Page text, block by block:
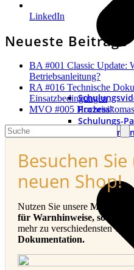
Prozess“
Schulungs-
PDFs und
LinkedIn
Neueste Beiträge
BA #001 Classic Update:
Betriebsanleitung?
RA #016 Technische
Einsatzbedingungen
MVO #005
Search
Besuchen
neuen Shop!
Nutzen Sie unsere Muster-
für Warnhinweise, sowie
mehr zu verschiedensten
Dokumentation.